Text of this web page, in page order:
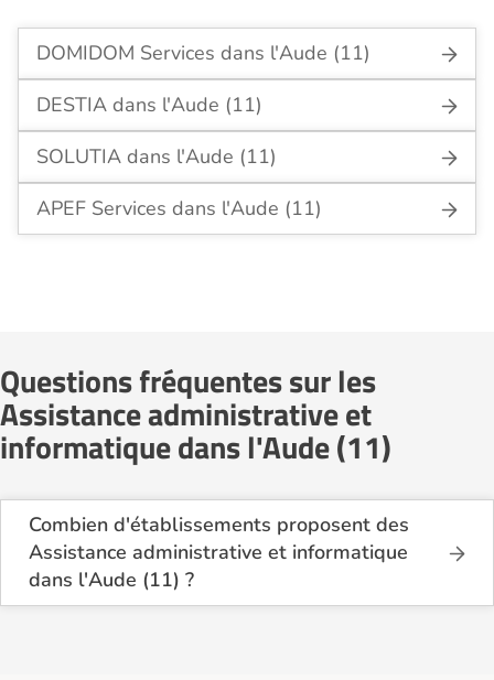
DOMIDOM Services dans l'Aude (11)
DESTIA dans l'Aude (11)
SOLUTIA dans l'Aude (11)
APEF Services dans l'Aude (11)
Questions fréquentes sur les
Assistance administrative et
informatique dans l'Aude (11)
Combien d'établissements proposent des
Assistance administrative et informatique
dans l'Aude (11) ?
Sur le site Logement-seniors.com, on recense